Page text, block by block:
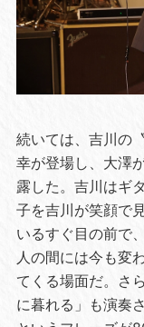
続いては、吉川の
幸が登場し、大澤
露した。吉川はギ
子を吉川が笑顔で
いるすぐ目の前で
人の間には今も変
てくる場面だ。さ
に暮れる」も演奏